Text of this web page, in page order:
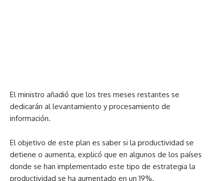
El ministro añadió que los tres meses restantes se
dedicarán al levantamiento y procesamiento de
información.
El objetivo de este plan es saber si la productividad se
detiene o aumenta, explicó que en algunos de los países
donde se han implementado este tipo de estrategia la
productividad se ha aumentado en un 19%.